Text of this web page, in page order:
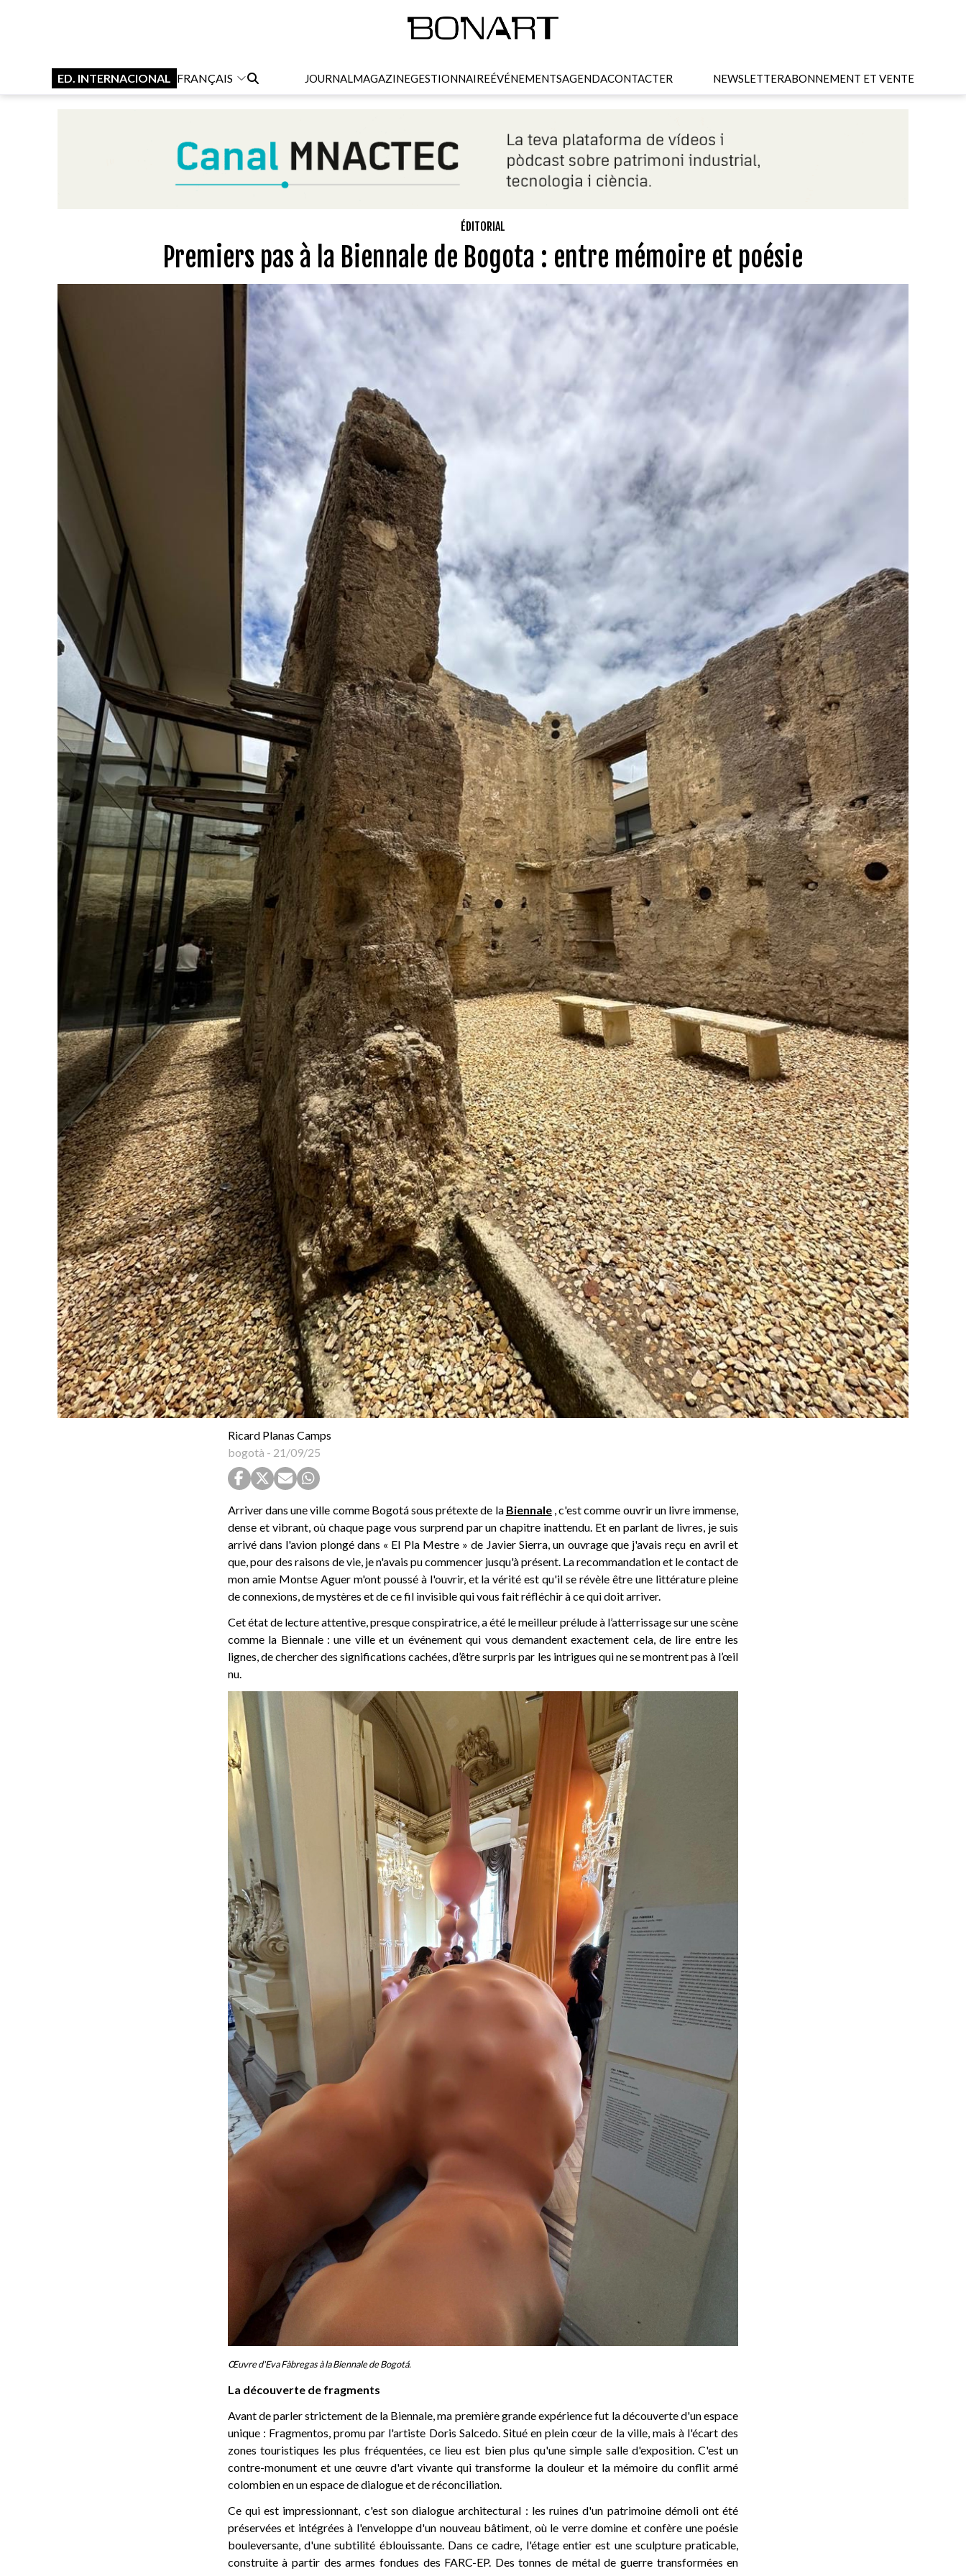
ED. INTERNACIONAL FRANÇAIS JOURNALMAGAZINEGESTIONNAIREÉVÉNEMENTSAGENDACONTACTER NEWSLETTERABONNEMENT ET VENTE
ÉDITORIAL
Premiers pas à la Biennale de Bogota : entre mémoire et poésie
Ricard Planas Camps
bogotà - 21/09/25
Arriver dans une ville comme Bogotá sous prétexte de la Biennale, c'est comme ouvrir un livre immense,
dense et vibrant, où chaque page vous surprend par un chapitre inattendu. Et en parlant de livres, je suis
arrivé dans l'avion plongé dans « El Pla Mestre » de Javier Sierra, un ouvrage que j'avais reçu en avril et
que, pour des raisons de vie, je n'avais pu commencer jusqu'à présent. La recommandation et le contact de
mon amie Montse Aguer m'ont poussé à l'ouvrir, et la vérité est qu'il se révèle être une littérature pleine
de connexions, de mystères et de ce fil invisible qui vous fait réfléchir à ce qui doit arriver.
Cet état de lecture attentive, presque conspiratrice, a été le meilleur prélude à l’atterrissage sur une scène
comme la Biennale : une ville et un événement qui vous demandent exactement cela, de lire entre les
lignes, de chercher des significations cachées, d’être surpris par les intrigues qui ne se montrent pas à l’œil
nu.
Œuvre d'Eva Fàbregas à la Biennale de Bogotá.
La découverte de fragments
Avant de parler strictement de la Biennale, ma première grande expérience fut la découverte d'un espace
unique : Fragmentos, promu par l'artiste Doris Salcedo. Situé en plein cœur de la ville, mais à l'écart des
zones touristiques les plus fréquentées, ce lieu est bien plus qu'une simple salle d'exposition. C'est un
contre-monument et une œuvre d'art vivante qui transforme la douleur et la mémoire du conflit armé
colombien en un espace de dialogue et de réconciliation.
Ce qui est impressionnant, c'est son dialogue architectural : les ruines d'un patrimoine démoli ont été
préservées et intégrées à l'enveloppe d'un nouveau bâtiment, où le verre domine et confère une poésie
bouleversante, d'une subtilité éblouissante. Dans ce cadre, l'étage entier est une sculpture praticable,
construite à partir des armes fondues des FARC-EP. Des tonnes de métal de guerre transformées en